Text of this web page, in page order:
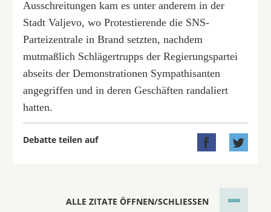
Ausschreitungen kam es unter anderem in der
Stadt Valjevo, wo Protestierende die SNS-
Parteizentrale in Brand setzten, nachdem
mutmaßlich Schlägertrupps der Regierungspartei
abseits der Demonstrationen Sympathisanten
angegriffen und in deren Geschäften randaliert
hatten.
Debatte teilen auf  
ALLE ZITATE ÖFFNEN/SCHLIESSEN